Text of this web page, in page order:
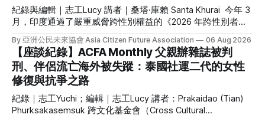
紀錄與編輯｜志工Lucy 講者｜桑塔·庫賴 Santa Khurai 今年 3
月，印度通過了嚴重威脅跨性別權益的《2026 年跨性別者
（權利保障）修正法案》，來自被邊緣化的原住民跨性別社群
更是首當其衝。我們因緣際會接待來自印度東北部曼尼普爾邦
（Manipur）原住民跨性別倡議者的桑塔・庫賴（Santa
Khurai）來台分享她的自傳《黃麻雀：一位跨性別女性的回憶
錄》和紀錄短片《圓臉嘟嘟》。 Santa Khurai 現任「全曼尼普
爾努批·曼比協會」秘書長，在支持當地原住民跨性別者、倡
議與策略性訴訟上，有極豐富的經驗。 但 Santa Khurai 絕不
僅如此，她有多重的身份與經驗：梅泰族（Meitei）努批·曼比
By 亞洲公民未來協會 Asia Citizen Future Association 06 Aug 2026
【座談紀錄】ACFA Monthly 父親辦雜誌被判
刑、伴侶流亡海外被失蹤：泰國社運二代的女性
修復與抗爭之路
紀錄｜志工Yuchi；編輯｜志工Lucy 講者：Prakaidao (Tian)
Phurksakasemsuk 跨文化基金會（Cross Cultural